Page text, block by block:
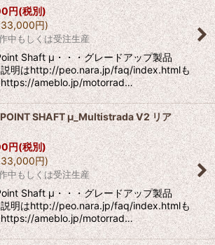
円(税別)
33,000円)
中もしくは受注生産
Shaft μ・・・グレードアップ製品
説明はhttp://peo.nara.jp/faq/index.htmlも
https://ameblo.jp/motorrad…
SHAFT μ_Multistrada V2 リア
円(税別)
33,000円)
中もしくは受注生産
Shaft μ・・・グレードアップ製品
説明はhttp://peo.nara.jp/faq/index.htmlも
https://ameblo.jp/motorrad…